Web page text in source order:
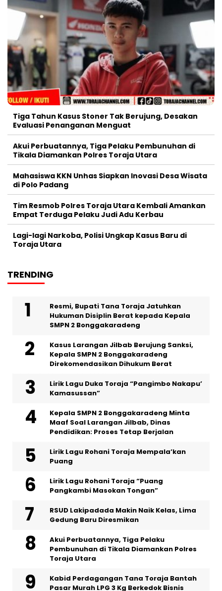
Tiga Tahun Kasus Stoner Tak Berujung, Desakan
Evaluasi Penanganan Menguat
Akui Perbuatannya, Tiga Pelaku Pembunuhan di
Tikala Diamankan Polres Toraja Utara
Mahasiswa KKN Unhas Siapkan Inovasi Desa Wisata
di Polo Padang
Tim Resmob Polres Toraja Utara Kembali Amankan
Empat Terduga Pelaku Judi Adu Kerbau
Lagi-lagi Narkoba, Polisi Ungkap Kasus Baru di
Toraja Utara
TRENDING
Resmi, Bupati Tana Toraja Jatuhkan
Hukuman Disiplin Berat kepada Kepala
SMPN 2 Bonggakaradeng
Kasus Larangan Jilbab Berujung Sanksi,
Kepala SMPN 2 Bonggakaradeng
Direkomendasikan Dihukum Berat
Lirik Lagu Duka Toraja “Pangimbo Nakapu’
Kamasussan”
Kepala SMPN 2 Bonggakaradeng Minta
Maaf Soal Larangan Jilbab, Dinas
Pendidikan: Proses Tetap Berjalan
Lirik Lagu Rohani Toraja Mempala’kan
Puang
Lirik Lagu Rohani Toraja “Puang
Pangkambi Masokan Tongan”
RSUD Lakipadada Makin Naik Kelas, Lima
Gedung Baru Diresmikan
Akui Perbuatannya, Tiga Pelaku
Pembunuhan di Tikala Diamankan Polres
Toraja Utara
Kabid Perdagangan Tana Toraja Bantah
Pasar Murah LPG 3 Kg Berkedok Bisnis